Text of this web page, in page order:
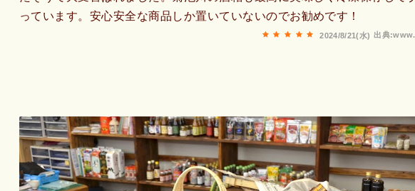
っています。安心安全な商品しか置いていないのでお勧めです！
出典
2024/8/21(水)